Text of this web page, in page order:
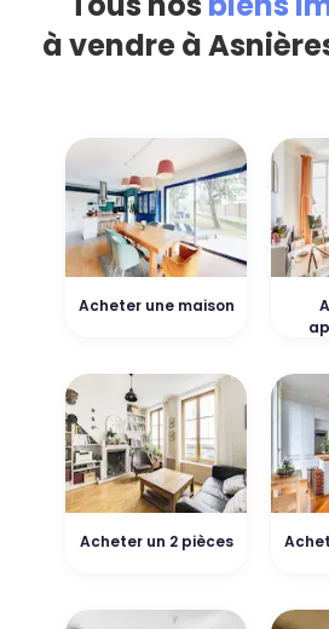
à vendre à
Acheter une maison
Acheter un 2 pièces